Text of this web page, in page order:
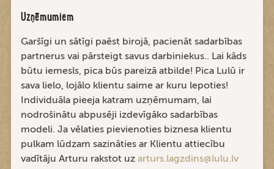
Uzņēmumiem
Garšīgi un sātīgi paēst birojā, pacienāt sadarbības
partnerus vai pārsteigt savus darbiniekus.. Lai kāds
būtu iemesls, pica būs pareizā atbilde! Pica Lulū ir
sava lielo, lojālo klientu saime ar kuru lepoties!
Individuāla pieeja katram uzņēmumam, lai
nodrošinātu abpusēji izdevīgāko sadarbības
modeli. Ja vēlaties pievienoties biznesa klientu
pulkam lūdzam sazināties ar Klientu attiecību
vadītāju Arturu rakstot uz arturs.lagzdins@lulu.lv